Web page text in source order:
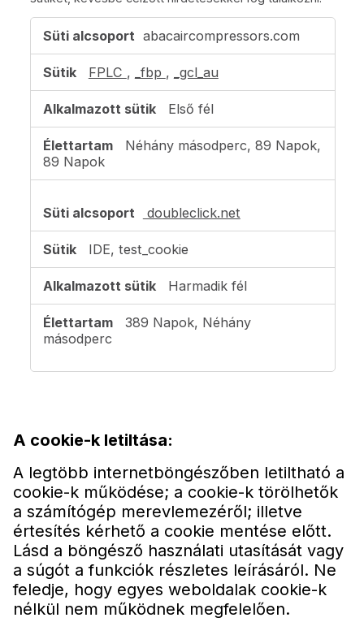
Célzási
sütik
abacaircompressors.com
FPLC , _fbp , _gcl_au
Első fél
Néhány másodperc, 89 Napok,
89 Napok
doubleclick.net
IDE, test_cookie
Harmadik fél
389 Napok, Néhány
másodperc
A cookie-k letiltása:
A legtöbb internetböngészőben letiltható a
cookie-k működése; a cookie-k törölhetők
a számítógép merevlemezéről; illetve
értesítés kérhető a cookie mentése előtt.
Lásd a böngésző használati utasítását vagy
a súgót a funkciók részletes leírásáról. Ne
feledje, hogy egyes weboldalak cookie-k
nélkül nem működnek megfelelően.